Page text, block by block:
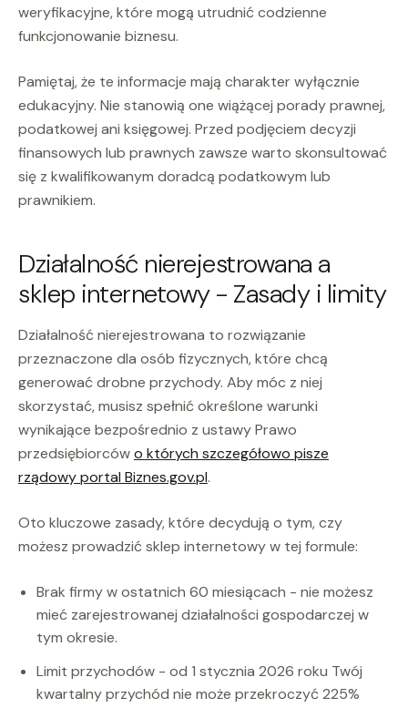
weryfikacyjne, które mogą utrudnić codzienne
funkcjonowanie biznesu.
Pamiętaj, że te informacje mają charakter wyłącznie
edukacyjny. Nie stanowią one wiążącej porady prawnej,
podatkowej ani księgowej. Przed podjęciem decyzji
finansowych lub prawnych zawsze warto skonsultować
się z kwalifikowanym doradcą podatkowym lub
prawnikiem.
Działalność nierejestrowana a
sklep internetowy - Zasady i limity
Działalność nierejestrowana to rozwiązanie
przeznaczone dla osób fizycznych, które chcą
generować drobne przychody. Aby móc z niej
skorzystać, musisz spełnić określone warunki
wynikające bezpośrednio z ustawy Prawo
przedsiębiorcówo których szczegółowo pisze
rządowy portal Biznes.gov.pl.
Oto kluczowe zasady, które decydują o tym, czy
możesz prowadzić sklep internetowy w tej formule:
Brak firmy w ostatnich 60 miesiącach - nie możesz
mieć zarejestrowanej działalności gospodarczej w
tym okresie.
Limit przychodów - od 1 stycznia 2026 roku Twój
kwartalny przychód nie może przekroczyć 225%